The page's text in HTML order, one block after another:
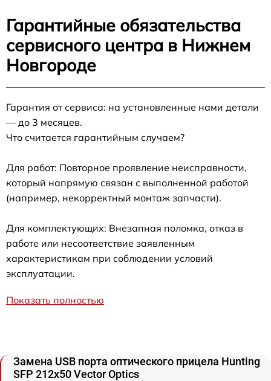
Гарантийные обязательства
сервисного центра в Нижнем
Новгороде
Гарантия от сервиса: на установленные нами детали
— до 3 месяцев.
Что считается гарантийным случаем?
Для работ: Повторное проявление неисправности,
который напрямую связан с выполненной работой
(например, некорректный монтаж запчасти).
Для комплектующих: Внезапная поломка, отказ в
работе или несоответствие заявленным
характеристикам при соблюдении условий
эксплуатации.
Показать полностью
Замена USB порта оптического прицела Hunting
SFP 212x50 Vector Optics